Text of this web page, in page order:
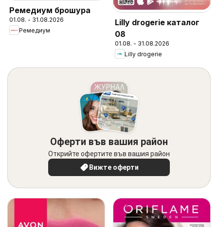
Ремедиум брошура
01.08. - 31.08.2026
Ремедиум
Lilly drogerie каталог
08
01.08. - 31.08.2026
Lilly drogerie
Оферти във вашия район
Открийте офертите във вашия район
Вижте оферти